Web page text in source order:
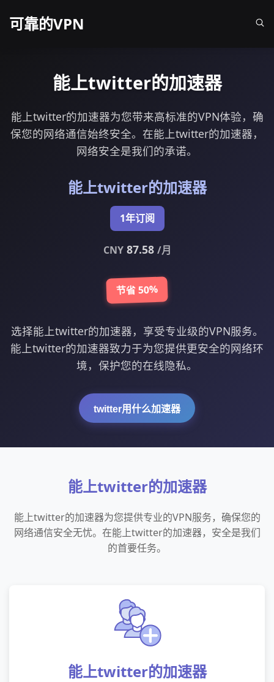
可靠的VPN
能上twitter的加速器
能上twitter的加速器为您带来高标准的VPN体验，确
保您的网络通信始终安全。在能上twitter的加速器，
网络安全是我们的承诺。
能上twitter的加速器
1年订阅
CNY87.58 /月
节省 50%
选择能上twitter的加速器，享受专业级的VPN服务。
能上twitter的加速器致力于为您提供更安全的网络环
境，保护您的在线隐私。
twitter用什么加速器
能上twitter的加速器
能上twitter的加速器为您提供专业的VPN服务，确保您的
网络通信安全无忧。在能上twitter的加速器，安全是我们
的首要任务。
能上twitter的加速器